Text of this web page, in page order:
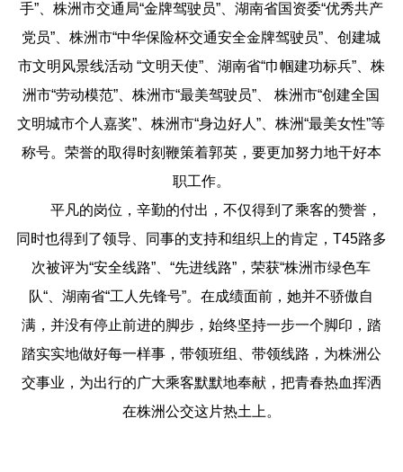
手”、株洲市交通局“金牌驾驶员”、湖南省国资委“优秀共产
党员”、株洲市“中华保险杯交通安全金牌驾驶员”、创建城
市文明风景线活动 “文明天使”、湖南省“巾帼建功标兵”、株
洲市“劳动模范”、株洲市“最美驾驶员”、 株洲市“创建全国
文明城市个人嘉奖”、株洲市“身边好人”、株洲“最美女性”等
称号。荣誉的取得时刻鞭策着郭英，要更加努力地干好本
职工作。
平凡的岗位，辛勤的付出，不仅得到了乘客的赞誉，
同时也得到了领导、同事的支持和组织上的肯定，T45路多
次被评为“安全线路”、“先进线路”，荣获“株洲市绿色车
队“、湖南省“工人先锋号”。在成绩面前，她并不骄傲自
满，并没有停止前进的脚步，始终坚持一步一个脚印，踏
踏实实地做好每一样事，带领班组、带领线路，为株洲公
交事业，为出行的广大乘客默默地奉献，把青春热血挥洒
在株洲公交这片热土上。